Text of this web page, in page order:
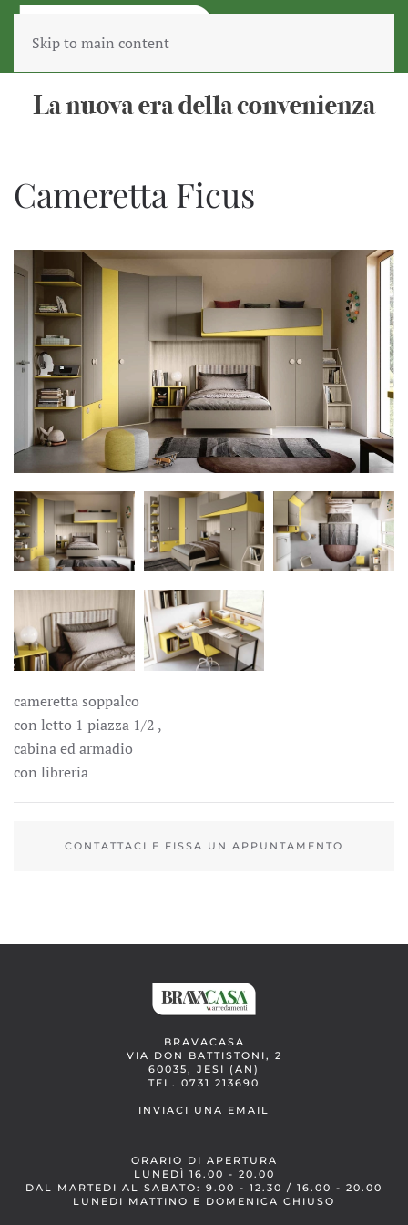
Skip to main content
Cameretta Ficus
APRI APRI APRI
APRI APRI
cameretta soppalco
con letto 1 piazza 1/2 ,
cabina ed armadio
con libreria
CONTATTACI E FISSA UN APPUNTAMENTO
BRAVACASA
VIA DON BATTISTONI, 2
60035, JESI (AN)
TEL. 0731 213690
INVIACI UNA EMAIL
ORARIO DI APERTURA
LUNEDÌ 16.00 - 20.00
DAL MARTEDI AL SABATO: 9.00 - 12.30 / 16.00 - 20.00
LUNEDI MATTINO E DOMENICA CHIUSO